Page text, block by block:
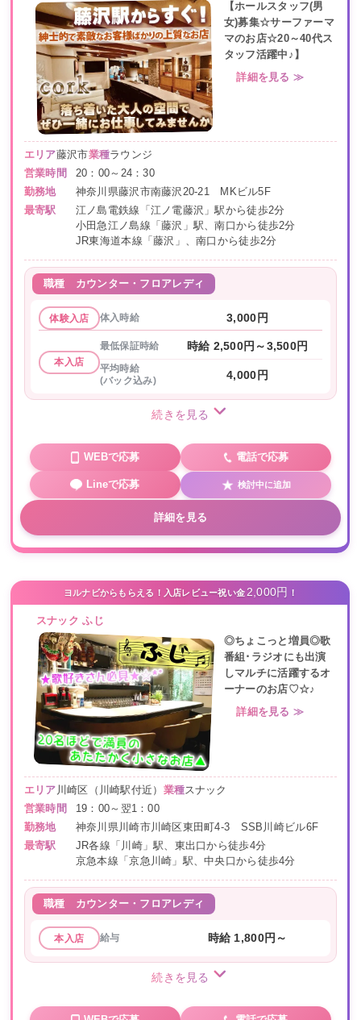
【ホールスタッフ(男
女)募集☆サーファーマ
マのお店☆20～40代ス
タッフ活躍中♪】
詳細を見る ≫
エリア藤沢市業種ラウンジ
営業時間
20：00～24：30
勤務地
神奈川県藤沢市南藤沢20-21 MKビル5F
最寄駅
江ノ島電鉄線「江ノ電藤沢」駅から徒歩2分
小田急江ノ島線「藤沢」駅、南口から徒歩2分
JR東海道本線「藤沢」、南口から徒歩2分
職種 カウンター・フロアレディ
体験入店 体入時給 3,000円
本入店
最低保証時給 時給 2,500円～3,500円
平均時給
(バック込み)
4,000円
続きを見る
WEBで応募 電話で応募
Lineで応募 検討中に追加
詳細を見る
ヨルナビからもらえる！入店レビュー祝い金2,000円 ！
スナック ふじ
◎ちょこっと増員◎歌
番組･ラジオにも出演
しマルチに活躍するオ
ーナーのお店♡☆♪
詳細を見る ≫
エリア 川崎区（川崎駅付近） 業種スナック
営業時間
19：00～翌1：00
勤務地
神奈川県川崎市川崎区東田町4-3 SSB川崎ビル6F
最寄駅
JR各線「川崎」駅、東出口から徒歩4分
京急本線「京急川崎」駅、中央口から徒歩4分
職種 カウンター・フロアレディ
本入店 給与 時給 1,800円～
続きを見る